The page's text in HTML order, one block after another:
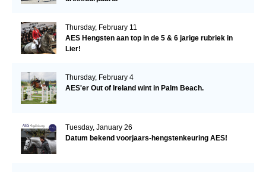
Thursday, February 11
AES Hengsten aan top in de 5 & 6 jarige rubriek in
Lier!
Thursday, February 4
AES'er Out of Ireland wint in Palm Beach.
Tuesday, January 26
Datum bekend voorjaars-hengstenkeuring AES!